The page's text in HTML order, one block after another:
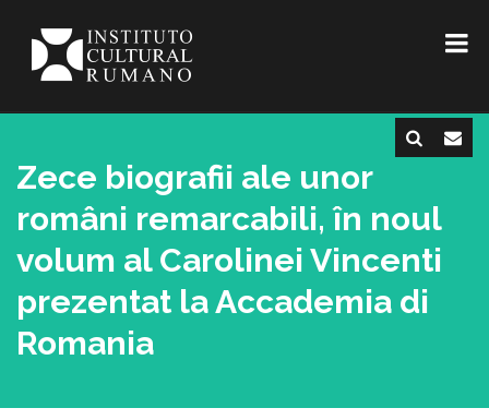
Zece biografii ale unor
români remarcabili, în noul
volum al Carolinei Vincenti
prezentat la Accademia di
Romania